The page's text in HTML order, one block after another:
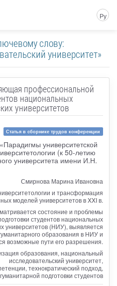
Ру
слову:
университет»
профессиональной
национальных
университетов
Статья в сборнике трудов конференции
университетской
(к 50-летию
университета имени И.Н.
Смирнова Марина Ивановна
и трансформация
моделей университетов в XXI в.
состояние и проблемы
студентов национальных
университетов (НИУ), выявляется
образования в НИУ и
возможные пути его разрешения.
образования, национальный
исследовательский университет,
технократический подход,
подготовки студентов